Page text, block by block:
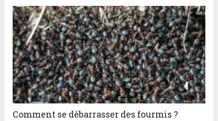
Comment se débarrasser des fourmis ?